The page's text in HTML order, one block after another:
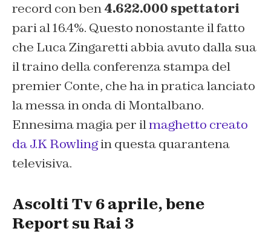
record con ben4.622.000 spettatori
pari al 16.4%. Questo nonostante il fatto
che Luca Zingaretti abbia avuto dalla sua
il traino della conferenza stampa del
premier Conte, che ha in pratica lanciato
la messa in onda di Montalbano.
Ennesima magia per ilmaghetto creato
da J.K Rowlingin questa quarantena
televisiva.
Ascolti Tv 6 aprile, bene
Report su Rai 3